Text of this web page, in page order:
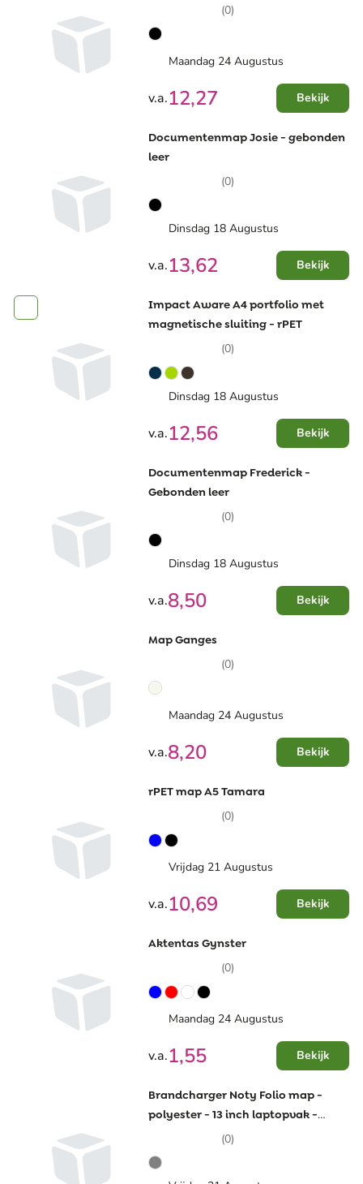
(0)
Maandag 24 Augustus
v.a.12,27 Bekijk
Documentenmap Josie - gebonden
leer
(0)
Dinsdag 18 Augustus
v.a.13,62 Bekijk
Impact Aware A4 portfolio met
magnetische sluiting - rPET
(0)
Dinsdag 18 Augustus
v.a.12,56 Bekijk
Documentenmap Frederick -
Gebonden leer
(0)
Dinsdag 18 Augustus
v.a.8,50 Bekijk
Map Ganges
(0)
Maandag 24 Augustus
v.a.8,20 Bekijk
rPET map A5 Tamara
(0)
Vrijdag 21 Augustus
v.a.10,69 Bekijk
Aktentas Gynster
(0)
Maandag 24 Augustus
v.a.1,55 Bekijk
Brandcharger Noty Folio map -
polyester - 13 inch laptopvak -
magnetische sluting
(0)